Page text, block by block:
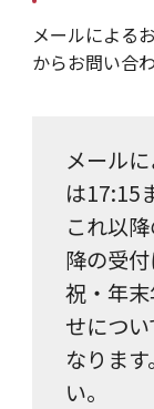
メールによる
からお問い合
メール
は17:15
これ以
降の受
祝・年
せにつ
なりま
い。